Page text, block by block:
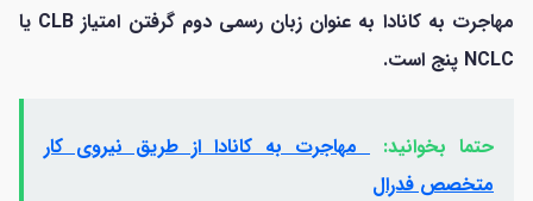
مهاجرت به کانادا به عنوان زبان رسمی دوم گرفتن امتیاز CLB یا
NCLC پنج است.
حتما بخوانید: مهاجرت به کانادا از طریق نیروی کار
متخصص فدرال